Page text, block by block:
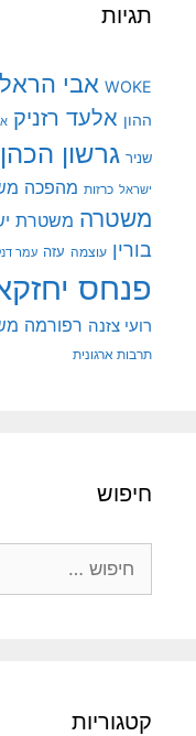
תגיות
WOKE אבי הראל
ההון אלעד רזניק
שניר גרשון הכהן
ישראל כרזות מהפכה
משטרה משטרת
בורין עוצמה עזה עמר
פנחס
רועי צזנה רפורמה
תרבות ארגונית
חיפוש
קטגוריות